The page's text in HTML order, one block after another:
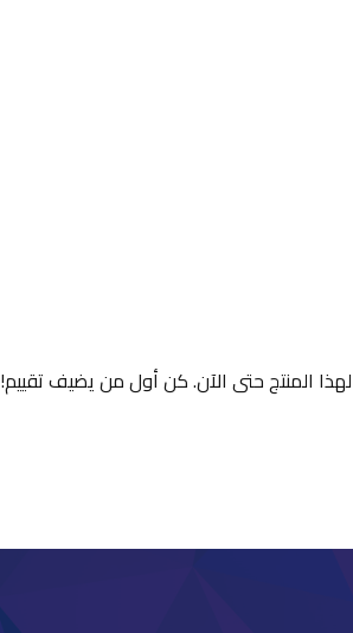
لهذا المنتج حتى الآن. كن أول من يضيف تقييم!